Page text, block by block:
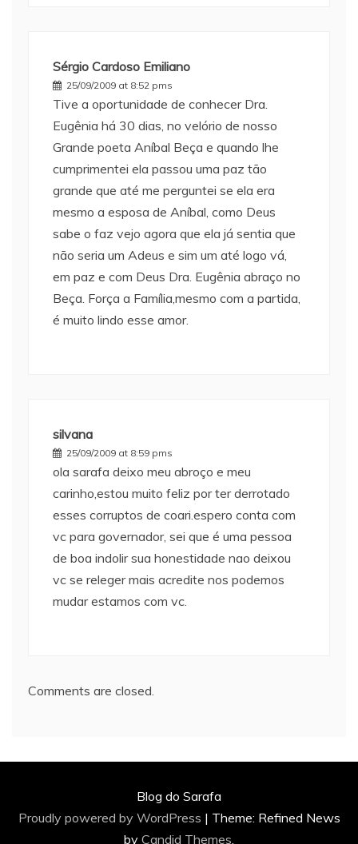
Sérgio Cardoso Emiliano
25/09/2009 at 8:52 pms
Tive a oportunidade de conhecer Dra.
Eugênia há 30 dias, no velório de nosso
Grande poeta Aníbal Beça e quando lhe
cumprimentei ela passou uma paz tão
grande que até me perguntei se ela era
mesmo a esposa de Aníbal, como Deus
sabe o faz vejo agora que ela já sentia que
não seria um Adeus e sim um até logo vá,
em paz e com Deus Dra. Eugênia abraço no
Beça. Força a Família,mesmo com a partida,
é muito lindo esse amor.
silvana
25/09/2009 at 8:59 pms
ola sarafa deixo meu abroço e meu
carinho,estou muito feliz por ter derrotado
esses corruptos de coari.espero conta com
vc para governador, sei que é uma pessoa
de boa indolir sua honestidade nao deixou
vc se releger mais acredite nos podemos
mudar estamos com vc.
Comments are closed.
Blog do Sarafa
Proudly powered by WordPress | Theme: Refined News
by Candid Themes.